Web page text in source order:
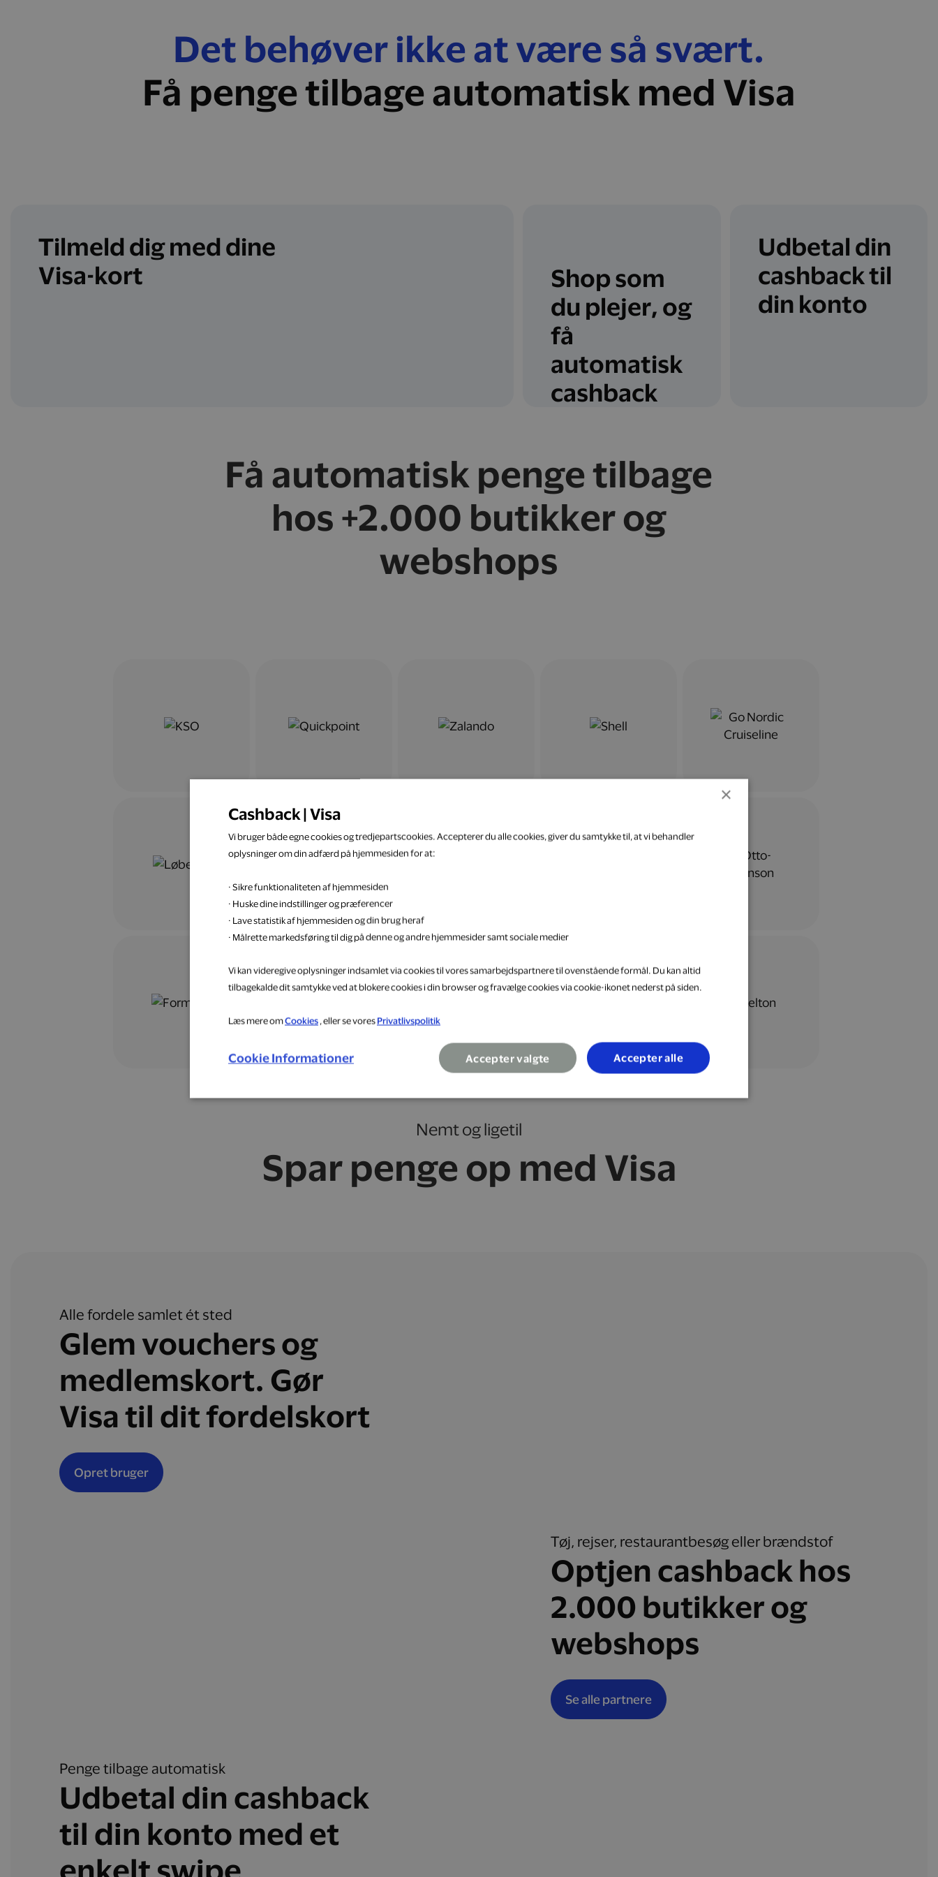
Det behøver ikke at være så svært.
Få penge tilbage automatisk med Visa
Tilmeld dig med dine
Visa-kort
Shop som
du plejer, og
få
automatisk
cashback
Udbetal din
cashback til
din konto
Få automatisk penge tilbage
hos +2.000 butikker og
webshops
Nemt og ligetil
Spar penge op med Visa
Alle fordele samlet ét sted
Glem vouchers og
medlemskort. Gør
Visa til dit fordelskort
Opret bruger
Tøj, rejser, restaurantbesøg eller brændstof
Optjen cashback hos
2.000 butikker og
webshops
Se alle partnere
Penge tilbage automatisk
Udbetal din cashback
til din konto med et
enkelt swipe
×
Cashback | Visa
Vi bruger både egne cookies og tredjepartscookies. Accepterer du alle cookies, giver du samtykke til, at vi behandler
oplysninger om din adfærd på hjemmesiden for at:
· Sikre funktionaliteten af hjemmesiden
· Huske dine indstillinger og præferencer
· Lave statistik af hjemmesiden og din brug heraf
· Målrette markedsføring til dig på denne og andre hjemmesider samt sociale medier
Vi kan videregive oplysninger indsamlet via cookies til vores samarbejdspartnere til ovenstående formål. Du kan altid
tilbagekalde dit samtykke ved at blokere cookies i din browser og fravælge cookies via cookie-ikonet nederst på siden.
Læs mere omCookies , eller se vores Privatlivspolitik
Accepter alle
Accepter valgte
Cookie Informationer